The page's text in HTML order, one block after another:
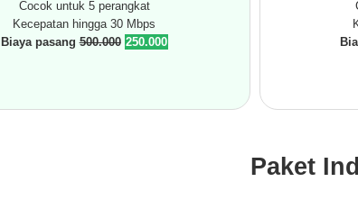
Cocok untuk 5 perangkat
Kecepatan hingga 30 Mbps
Biaya pasang500.000 250.000
Paket